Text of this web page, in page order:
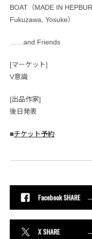
BOAT（MADE IN
Fukuzawa, Yosuke）
……and Friends
[マーケット]
V意識
[出品作家]
後日発表
■チケット予約
Facebook SHARE
X SHARE